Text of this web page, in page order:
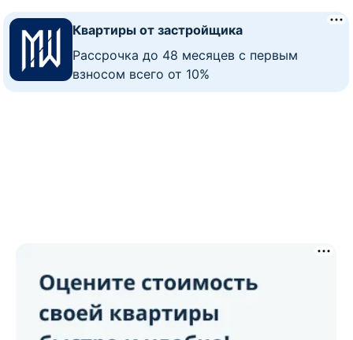
Квартиры от застройщика
Рассрочка до 48 месяцев с первым
взносом всего от 10%